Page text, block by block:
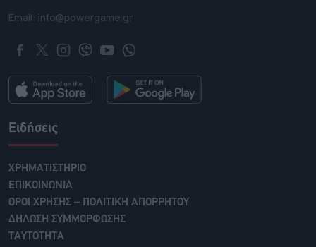
Email: info@powergame.gr
Ειδήσεις
ΧΡΗΜΑΤΙΣΤΗΡΙΟ
ΕΠΙΚΟΙΝΩΝΙΑ
ΟΡΟΙ ΧΡΗΣΗΣ – ΠΟΛΙΤΙΚΗ ΑΠΟΡΡΗΤΟΥ
ΔΗΛΩΣΗ ΣΥΜΜΟΡΦΩΣΗΣ
ΤΑΥΤΟΤΗΤΑ